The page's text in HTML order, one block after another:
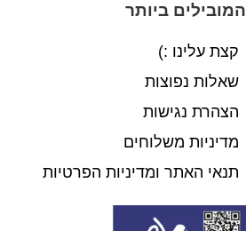
המובילים ביותר
קצת עלינו :)
שאלות נפוצות
הצהרת נגישות
מדיניות משלוחים
תנאי האתר ומדיניות הפרטיות